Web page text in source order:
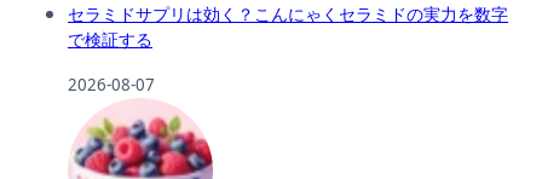
セラミドサプリは効く？こんにゃくセラミドの実力を数字
で検証する
2026-08-07